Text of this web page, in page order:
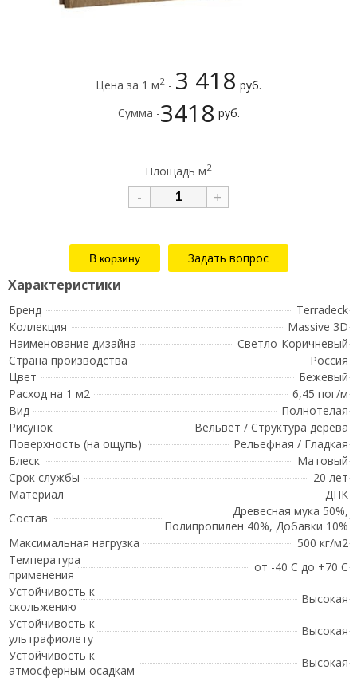
Цена за 1 м2 - 3 418 руб.
Сумма -3418 руб.
Площадь м2
- +
Задать вопрос
Бренд
Terradeck
Коллекция
Massive 3D
Наименование дизайна
Светло-Коричневый
Страна производства
Россия
Цвет
Бежевый
Расход на 1 м2
6,45 пог/м
Вид
Полнотелая
Рисунок
Вельвет / Структура дерева
Поверхность (на ощупь)
Рельефная / Гладкая
Блеск
Матовый
Срок службы
20 лет
Материал
ДПК
Состав
Древесная мука 50%,
Полипропилен 40%, Добавки 10%
Максимальная нагрузка
500 кг/м2
Температура
применения
от -40 С до +70 С
Устойчивость к
скольжению
Высокая
Устойчивость к
ультрафиолету
Высокая
Устойчивость к
атмосферным осадкам
Высокая